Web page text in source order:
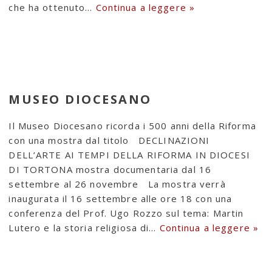
che ha ottenuto… Continua a leggere »
MUSEO DIOCESANO
Il Museo Diocesano ricorda i 500 anni della Riforma
con una mostra dal titolo DECLINAZIONI
DELL’ARTE AI TEMPI DELLA RIFORMA IN DIOCESI
DI TORTONA mostra documentaria dal 16
settembre al 26 novembre La mostra verrà
inaugurata il 16 settembre alle ore 18 con una
conferenza del Prof. Ugo Rozzo sul tema: Martin
Lutero e la storia religiosa di… Continua a leggere »